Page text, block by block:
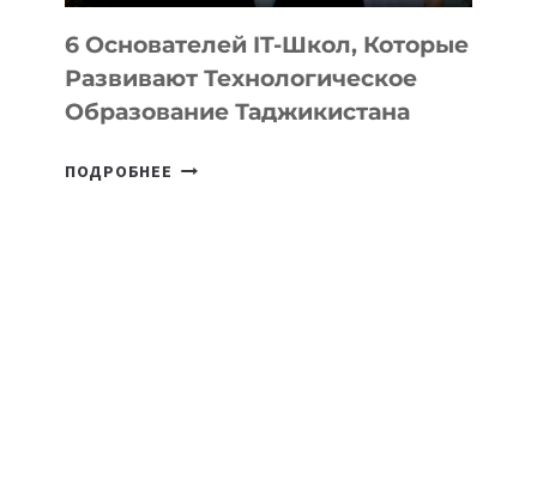
6 Основателей IT-Школ, Которые
Развивают Технологическое
Образование Таджикистана
ПОДРОБНЕЕ